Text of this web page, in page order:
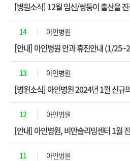
[병원소식] 12월 임신/쌍둥이 출산을
14
[안내] 아인병원 안과 휴진안내 (1/
아인병원
13
[병원소식] 아인병원 2024년 1월 신규
아인병원
12
[안내] 아인병원, 비만슬리밍센터 1월
아인병원
11 아인병원